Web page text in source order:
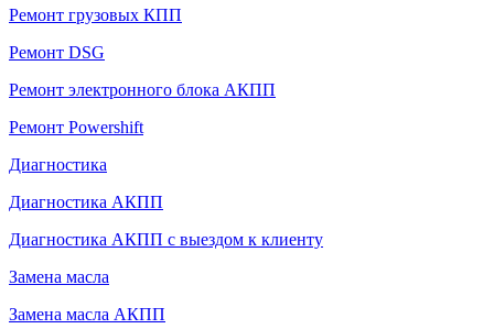
Ремонт грузовых КПП
Ремонт DSG
Ремонт электронного блока АКПП
Ремонт Powershift
Диагностика
Диагностика АКПП
Диагностика АКПП с выездом к клиенту
Замена масла
Замена масла АКПП